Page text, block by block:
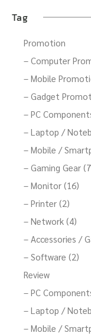
Tag
Promotion
– Computer
– Mobile
– Gadget
– PC
– Laptop /
– Mobile /
– Gaming Gear
– Monitor (16)
– Printer (2)
– Network (4)
– Accessories /
– Software (2)
Review
– PC
– Laptop /
– Mobile /